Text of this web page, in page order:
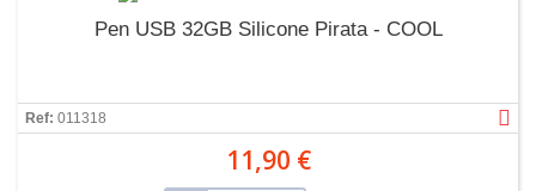
Pen USB 32GB Silicone Pirata - COOL
Ref: 011318
11,90 €